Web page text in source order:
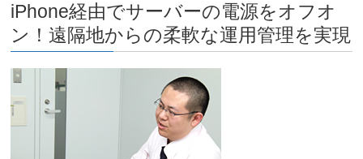
iPhone経由でサーバーの電源をオフオ
ン！遠隔地からの柔軟な運用管理を実現